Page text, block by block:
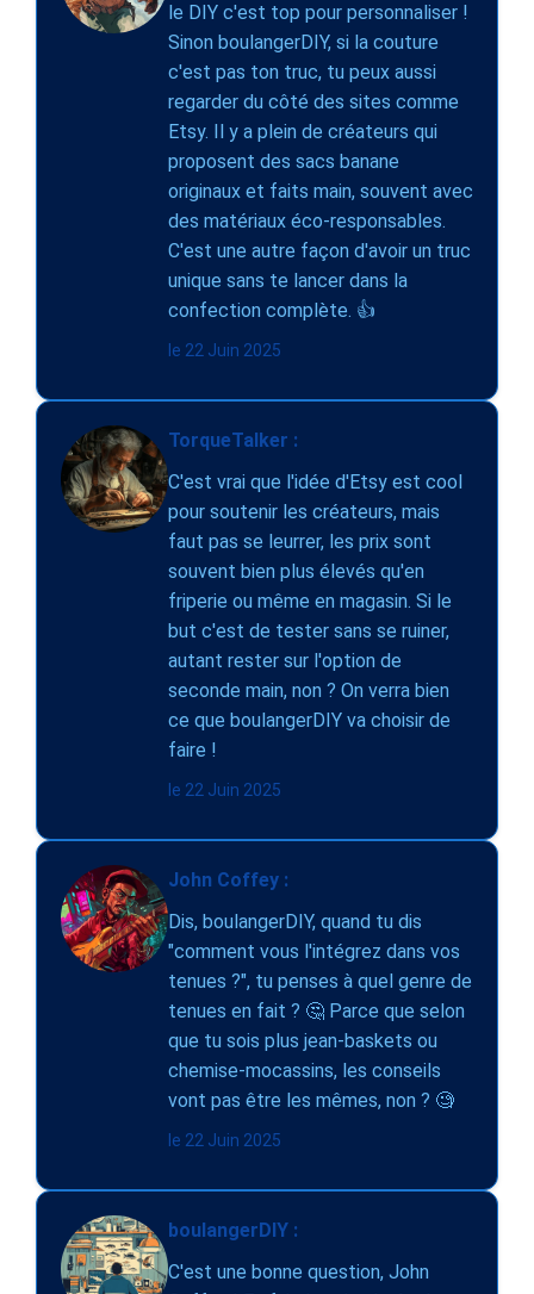
le DIY c'est top pour personnaliser !
Sinon boulangerDIY, si la couture
c'est pas ton truc, tu peux aussi
regarder du côté des sites comme
Etsy. Il y a plein de créateurs qui
proposent des sacs banane
originaux et faits main, souvent avec
des matériaux éco-responsables.
C'est une autre façon d'avoir un truc
unique sans te lancer dans la
confection complète. 👍
le 22 Juin 2025
TorqueTalker :
C'est vrai que l'idée d'Etsy est cool
pour soutenir les créateurs, mais
faut pas se leurrer, les prix sont
souvent bien plus élevés qu'en
friperie ou même en magasin. Si le
but c'est de tester sans se ruiner,
autant rester sur l'option de
seconde main, non ? On verra bien
ce que boulangerDIY va choisir de
faire !
le 22 Juin 2025
John Coffey :
Dis, boulangerDIY, quand tu dis
"comment vous l'intégrez dans vos
tenues ?", tu penses à quel genre de
tenues en fait ? 🤔 Parce que selon
que tu sois plus jean-baskets ou
chemise-mocassins, les conseils
vont pas être les mêmes, non ? 🧐
le 22 Juin 2025
boulangerDIY :
C'est une bonne question, John